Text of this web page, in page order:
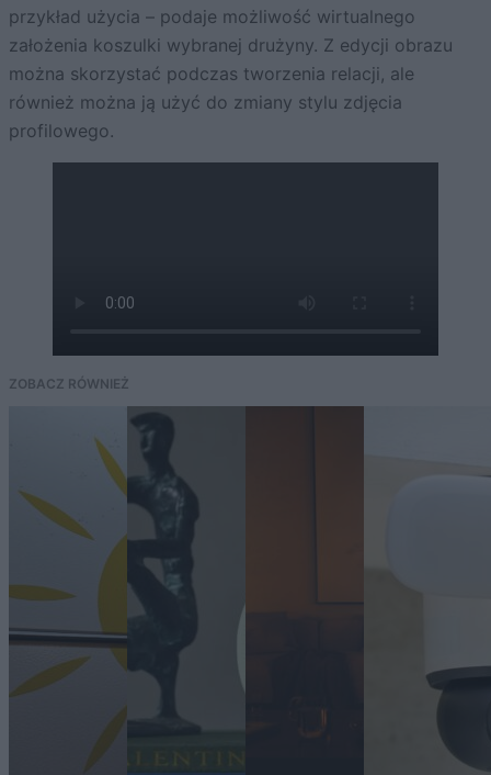
przykład użycia – podaje możliwość wirtualnego
założenia koszulki wybranej drużyny. Z edycji obrazu
można skorzystać podczas tworzenia relacji, ale
również można ją użyć do zmiany stylu zdjęcia
profilowego.
ZOBACZ RÓWNIEŻ